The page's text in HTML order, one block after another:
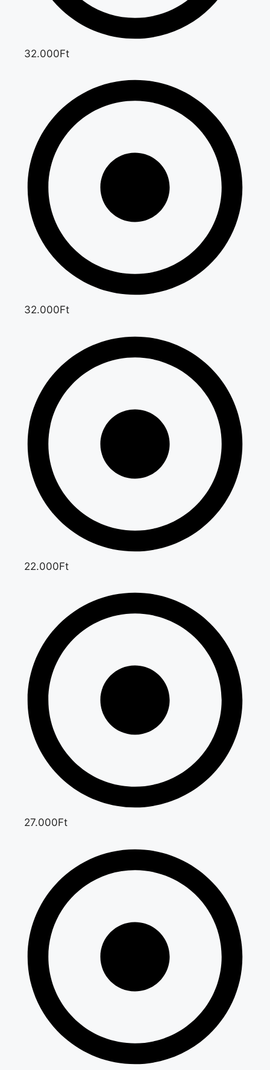
32.000Ft
32.000Ft
22.000Ft
27.000Ft